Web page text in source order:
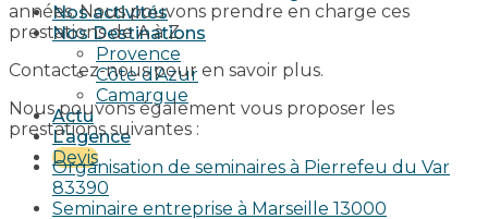
Nos activités
Nos Destinations
Provence
Côte d’Azur
Camargue
Actu
L’agence
Devis
années. Nous pouvons prendre en charge ces
prestations de A à Z.
Contactez-nous pour en savoir plus.
Nous pouvons également vous proposer les
prestations suivantes :
Organisation de seminaires à Pierrefeu du Var
83390
Seminaire entreprise à Marseille 13000